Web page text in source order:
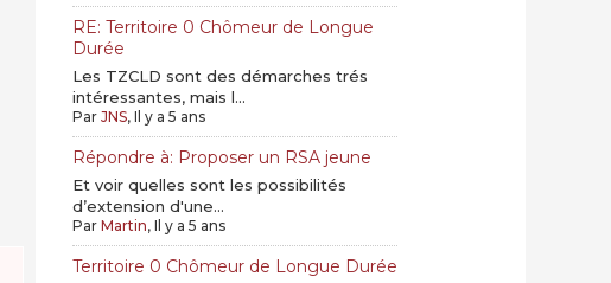
RE: Territoire 0 Chômeur de Longue
Durée
Les TZCLD sont des démarches trés
intéressantes, mais l...
ParJNS, Il y a 5 ans
Répondre à: Proposer un RSA jeune
Et voir quelles sont les possibilités
d’extension d'une...
ParMartin, Il y a 5 ans
Territoire 0 Chômeur de Longue Durée